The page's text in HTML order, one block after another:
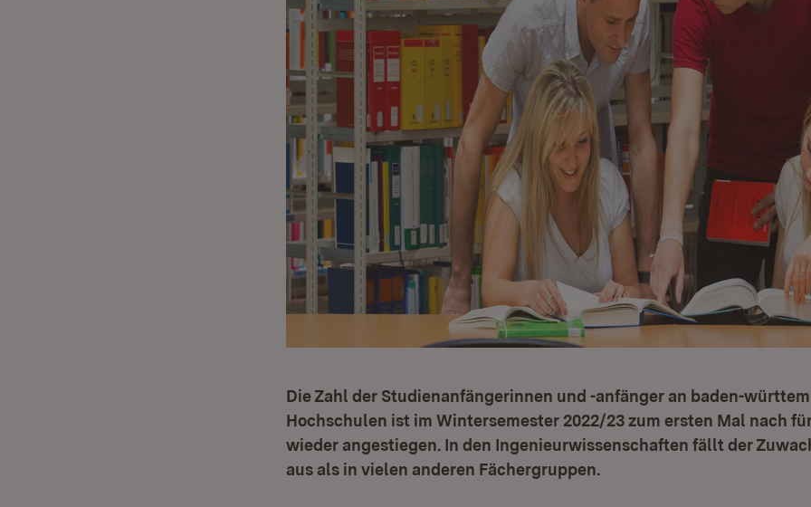
Die Zahl der Studienanfängerinnen und -anfänger an baden-
Hochschulen ist im Wintersemester 2022/23 zum ersten Mal nach
wieder angestiegen. In den Ingenieurwissenschaften fällt der
aus als in vielen anderen Fächergruppen.